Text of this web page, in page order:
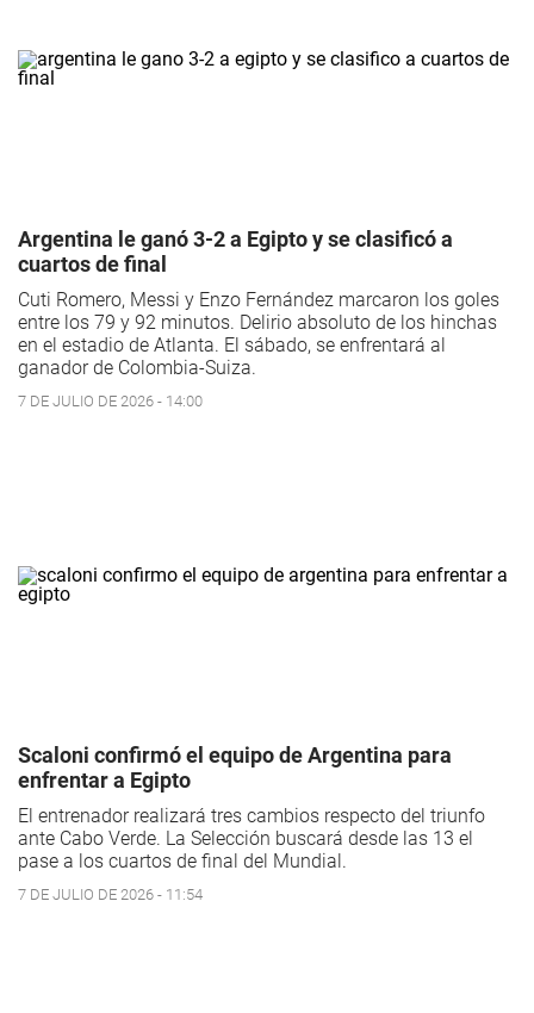
Argentina le ganó 3-2 a Egipto y se clasificó a
cuartos de final
Cuti Romero, Messi y Enzo Fernández marcaron los goles
entre los 79 y 92 minutos. Delirio absoluto de los hinchas
en el estadio de Atlanta. El sábado, se enfrentará al
ganador de Colombia-Suiza.
7 DE JULIO DE 2026 - 14:00
Scaloni confirmó el equipo de Argentina para
enfrentar a Egipto
El entrenador realizará tres cambios respecto del triunfo
ante Cabo Verde. La Selección buscará desde las 13 el
pase a los cuartos de final del Mundial.
7 DE JULIO DE 2026 - 11:54